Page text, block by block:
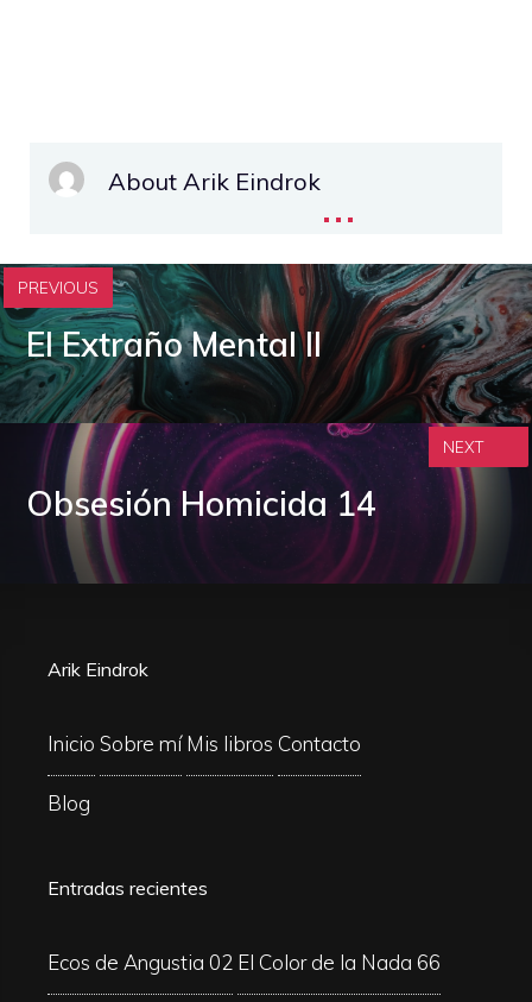
About Arik Eindrok...
PREVIOUS
El Extraño Mental II
Obsesión Homicida 14
NEXT
Arik Eindrok
Inicio Sobre mí Mis libros Contacto
Blog
Entradas recientes
Ecos de Angustia 02 El Color de la Nada 66